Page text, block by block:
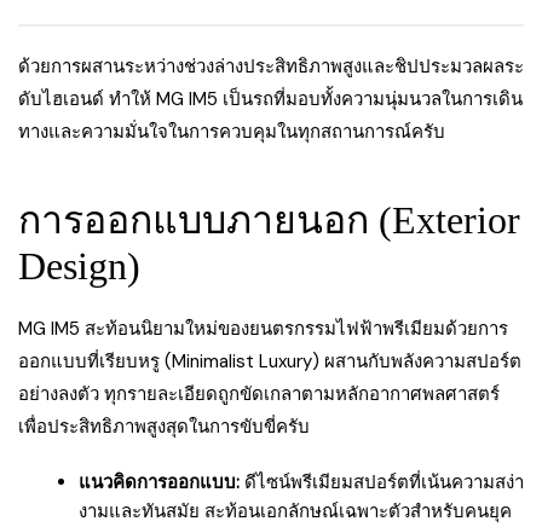
ด้วยการผสานระหว่างช่วงล่างประสิทธิภาพสูงและชิปประมวลผลระ
ดับไฮเอนด์ ทำให้ MG IM5 เป็นรถที่มอบทั้งความนุ่มนวลในการเดิน
ทางและความมั่นใจในการควบคุมในทุกสถานการณ์ครับ
การออกแบบภายนอก (Exterior
Design)
MG IM5 สะท้อนนิยามใหม่ของยนตรกรรมไฟฟ้าพรีเมียมด้วยการ
ออกแบบที่เรียบหรู (Minimalist Luxury) ผสานกับพลังความสปอร์ต
อย่างลงตัว ทุกรายละเอียดถูกขัดเกลาตามหลักอากาศพลศาสตร์
เพื่อประสิทธิภาพสูงสุดในการขับขี่ครับ
แนวคิดการออกแบบ: ดีไซน์พรีเมียมสปอร์ตที่เน้นความสง่า
งามและทันสมัย สะท้อนเอกลักษณ์เฉพาะตัวสำหรับคนยุค